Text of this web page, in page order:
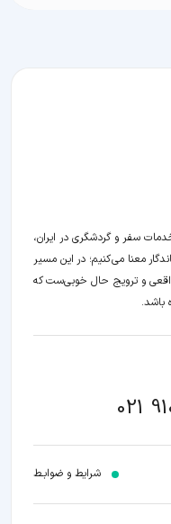
سفر و گردشگری در ایران،
معنا می‌کنیم؛ در این مسیر‍
واقعی و ترویج حال خوبی‌ست که
باشد.
021
شرایط و ضوابـط